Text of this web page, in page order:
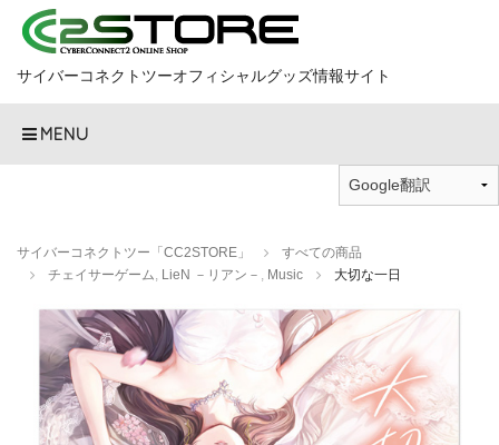
サイバーコネクトツーオフィシャルグッズ情報サイト
MENU
サイバーコネクトツー「CC2STORE」
すべての商品
チェイサーゲーム, LieN －リアン－ , Music 大切な一日